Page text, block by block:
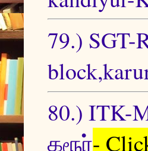
79.) SGT-
80.) ITK-
கரூர்-